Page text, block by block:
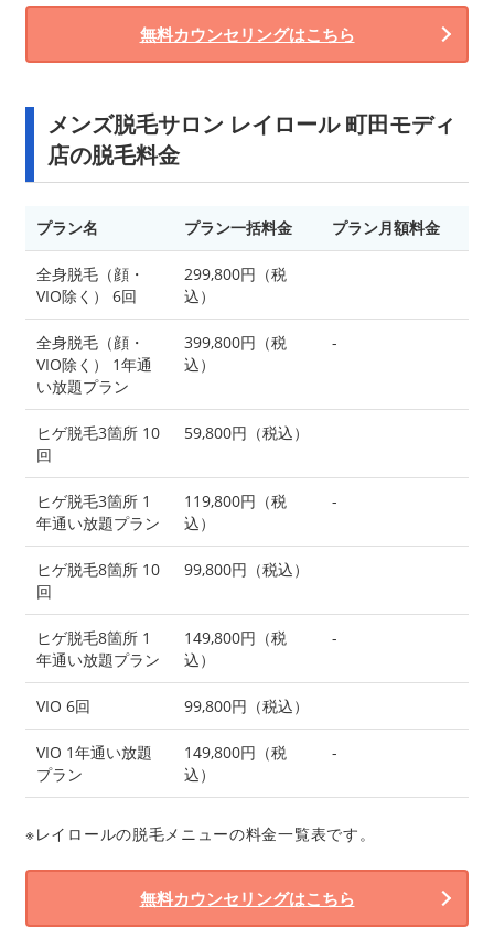
無料カウンセリングはこちら
メンズ脱毛サロン レイロール 町田モディ
店の脱毛料金
プラン名 プラン一括料金 プラン月額料金
全身脱毛（顔・
VIO除く） 6回
299,800円（税
込）
全身脱毛（顔・
VIO除く） 1年通
い放題プラン
399,800円（税
込）
-
ヒゲ脱毛3箇所 10
回
59,800円（税込）
ヒゲ脱毛3箇所 1
年通い放題プラン
119,800円（税
込）
-
ヒゲ脱毛8箇所 10
回
99,800円（税込）
ヒゲ脱毛8箇所 1
年通い放題プラン
149,800円（税
込）
-
VIO 6回 99,800円（税込）
VIO 1年通い放題
プラン
149,800円（税
込）
-
※レイロールの脱毛メニューの料金一覧表です。
無料カウンセリングはこちら